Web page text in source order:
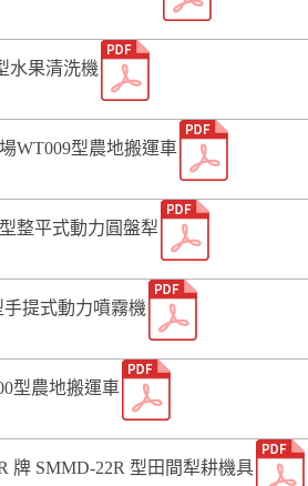
水果清洗機
WT009型農地搬運車
整平式動力圓盤犁
手提式動力噴霧機
型農地搬運車
牌 SMMD-22R 型田間犁耕機具